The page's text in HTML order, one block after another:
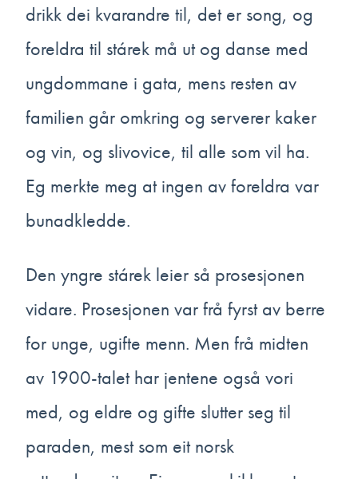
drikk dei kvarandre til, det er song, og
foreldra til stárek må ut og danse med
ungdommane i gata, mens resten av
familien går omkring og serverer kaker
og vin, og slivovice, til alle som vil ha.
Eg merkte meg at ingen av foreldra var
bunadkledde.
Den yngre stárek leier så prosesjonen
vidare. Prosesjonen var frå fyrst av berre
for unge, ugifte menn. Men frå midten
av 1900-talet har jentene også vori
med, og eldre og gifte slutter seg til
paraden, mest som eit norsk